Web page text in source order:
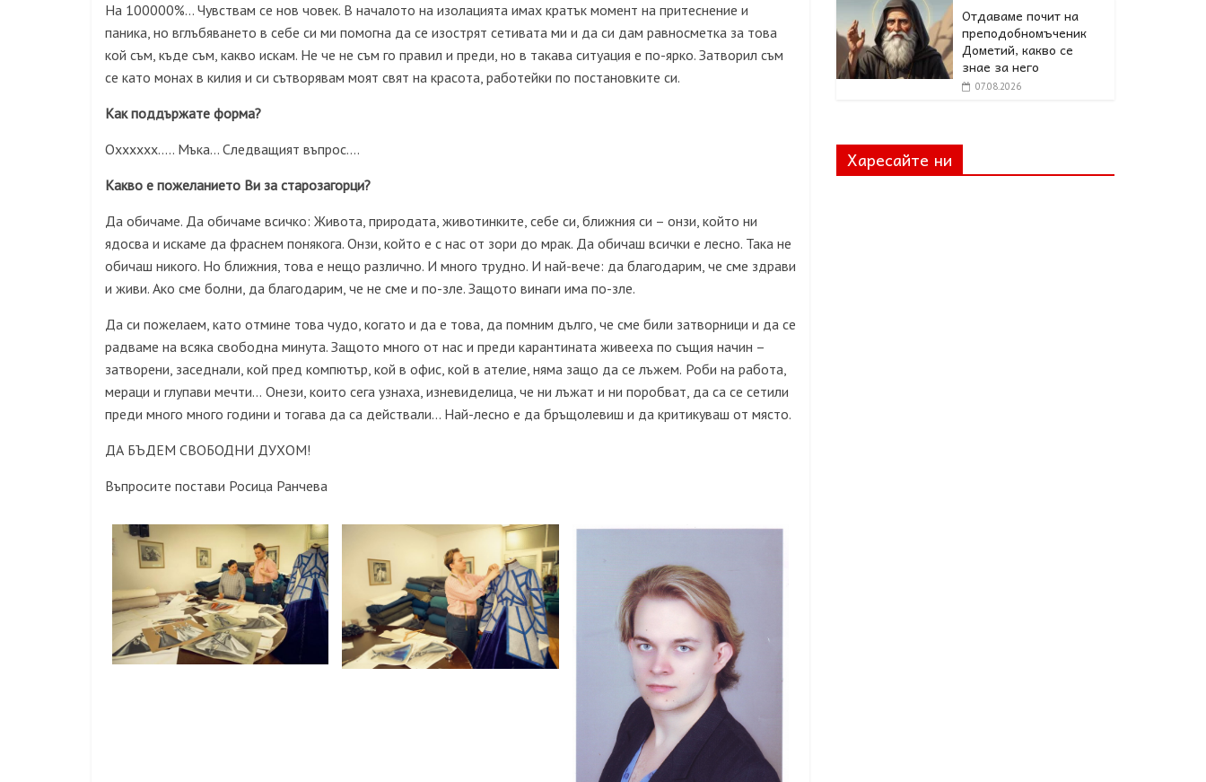
На 100000%… Чувствам се нов човек. В началото на изолацията имах кратък момент на притеснение и
паника, но вглъбяването в себе си ми помогна да се изострят сетивата ми и да си дам равносметка за това
кой съм, къде съм, какво искам. Не че не съм го правил и преди, но в такава ситуация е по-ярко. Затворил съм
се като монах в килия и си сътворявам моят свят на красота, работейки по постановките си.
Как поддържате форма?
Охххххх….. Мъка… Следващият въпрос….
Какво е пожеланието Ви за старозагорци?
Да обичаме. Да обичаме всичко: Живота, природата, животинките, себе си, ближния си – онзи, който ни
ядосва и искаме да фраснем понякога. Онзи, който е с нас от зори до мрак. Да обичаш всички е лесно. Така не
обичаш никого. Но ближния, това е нещо различно. И много трудно. И най-вече: да благодарим, че сме здрави
и живи. Ако сме болни, да благодарим, че не сме и по-зле. Защото винаги има по-зле.
Да си пожелаем, като отмине това чудо, когато и да е това, да помним дълго, че сме били затворници и да се
радваме на всяка свободна минута. Защото много от нас и преди карантината живееха по същия начин –
затворени, заседнали, кой пред компютър, кой в офис, кой в ателие, няма защо да се лъжем. Роби на работа,
мераци и глупави мечти… Онези, които сега узнаха, изневиделица, че ни лъжат и ни поробват, да са се сетили
преди много много години и тогава да са действали… Най-лесно е да бръщолевиш и да критикуваш от място.
ДА БЪДЕМ СВОБОДНИ ДУХОМ!
Въпросите постави Росица Ранчева
Отдаваме почит на
преподобномъченик
Дометий, какво се
знае за него
07.08.2026
Харесайте ни